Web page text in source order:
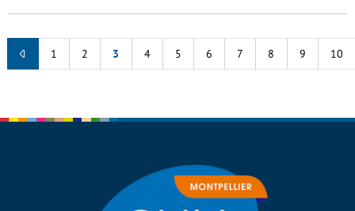
1 2 3 4 5 6 7 8 9 10